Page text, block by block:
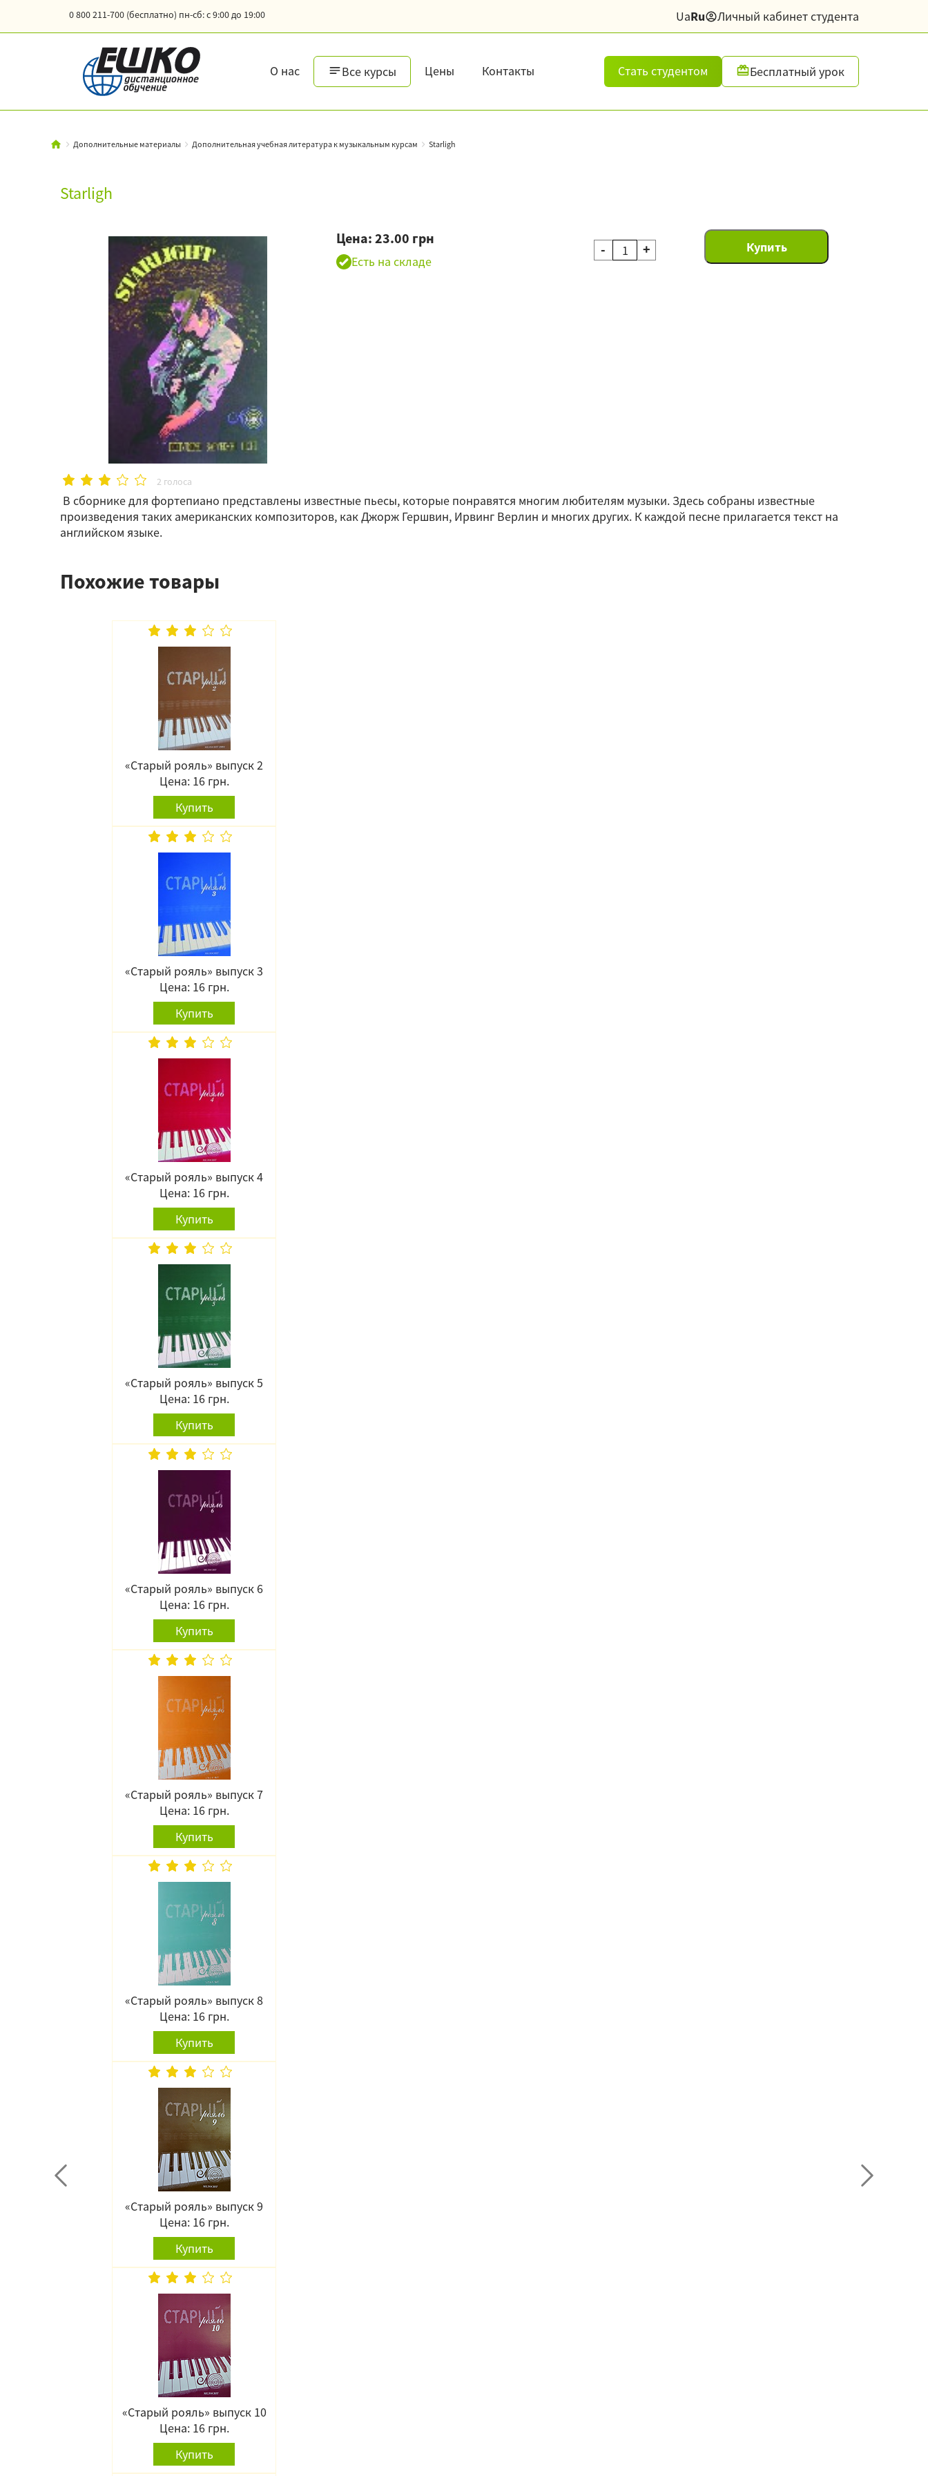
0 800 211-700 (бесплатно) пн-сб: с 9:00 до 19:00 UaRu Личный кабинет студента
О нас Все курсы Цены Контакты Стать студентом Бесплатный урок
Дополнительные материалы Дополнительная учебная литература к музыкальным курсам Starligh
Starligh
2 голоса
Цена: 23.00 грн
Есть на складе
- +
В сборнике для фортепиано представлены известные пьесы, которые понравятся многим любителям музыки. Здесь собраны известные
произведения таких американских композиторов, как Джорж Гершвин, Ирвинг Верлин и многих других. К каждой песне прилагается текст на
английском языке.
Похожие товары
«Старый рояль» выпуск 2
Цена: 16 грн.
Купить
«Старый рояль» выпуск 3
Цена: 16 грн.
Купить
«Старый рояль» выпуск 4
Цена: 16 грн.
Купить
«Старый рояль» выпуск 5
Цена: 16 грн.
Купить
«Старый рояль» выпуск 6
Цена: 16 грн.
Купить
«Старый рояль» выпуск 7
Цена: 16 грн.
Купить
«Старый рояль» выпуск 8
Цена: 16 грн.
Купить
«Старый рояль» выпуск 9
Цена: 16 грн.
Купить
«Старый рояль» выпуск 10
Цена: 16 грн.
Купить